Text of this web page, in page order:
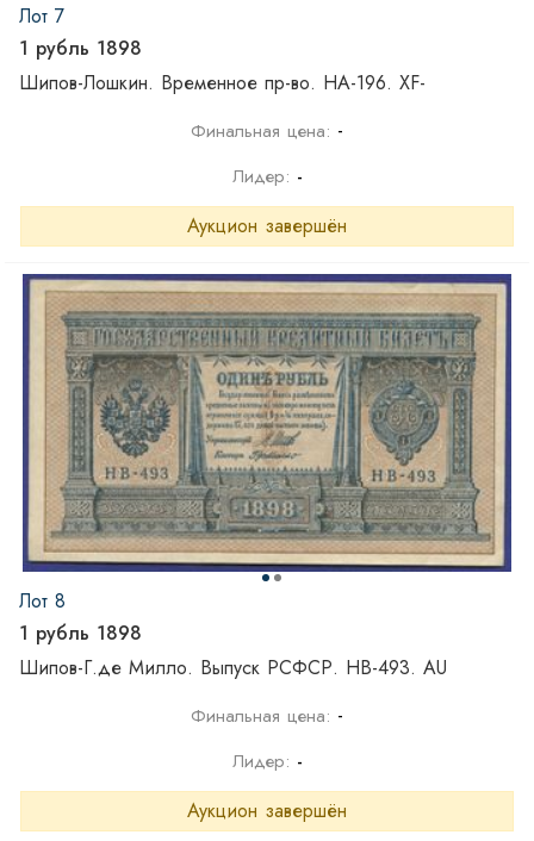
Лот 7
1 рубль 1898
Шипов-Лошкин. Временное пр-во. НА-196. XF-
Финальная цена: -
Лидер: -
Аукцион завершён
Лот 8
1 рубль 1898
Шипов-Г.де Милло. Выпуск РСФСР. НВ-493. AU
Финальная цена: -
Лидер: -
Аукцион завершён